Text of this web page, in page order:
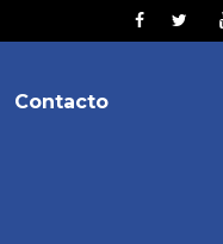
Contacto